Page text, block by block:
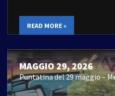
READ MORE »
MAGGIO 29, 2026
Puntatina del 29 maggio –